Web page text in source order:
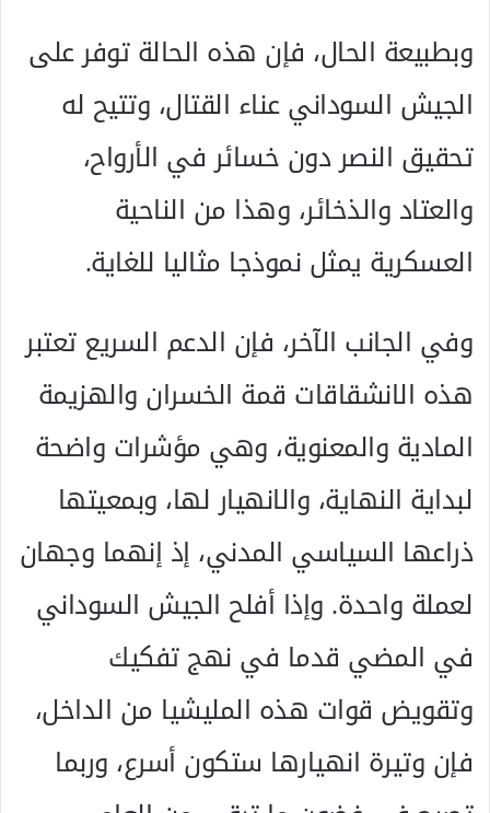
وبطبيعة الحال، فإن هذه الحالة توفر على
الجيش السوداني عناء القتال، وتتيح له
تحقيق النصر دون خسائر في الأرواح،
والعتاد والذخائر، وهذا من الناحية
العسكرية يمثل نموذجا مثاليا للغاية.
وفي الجانب الآخر، فإن الدعم السريع تعتبر
هذه الانشقاقات قمة الخسران والهزيمة
المادية والمعنوية، وهي مؤشرات واضحة
لبداية النهاية، والانهيار لها، وبمعيتها
ذراعها السياسي المدني، إذ إنهما وجهان
لعملة واحدة. وإذا أفلح الجيش السوداني
في المضي قدما في نهج تفكيك
وتقويض قوات هذه المليشيا من الداخل،
فإن وتيرة انهيارها ستكون أسرع، وربما